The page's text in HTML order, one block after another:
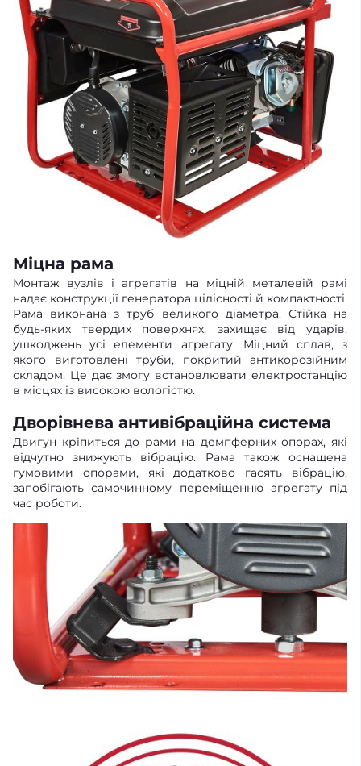
Міцна рама
Монтаж вузлів і агрегатів на міцній металевій рамі
надає конструкції генератора цілісності й компактності.
Рама виконана з труб великого діаметра. Стійка на
будь-яких твердих поверхнях, захищає від ударів,
ушкоджень усі елементи агрегату. Міцний сплав, з
якого виготовлені труби, покритий антикорозійним
складом. Це дає змогу встановлювати електростанцію
в місцях із високою вологістю.
Дворівнева антивібраційна система
Двигун кріпиться до рами на демпферних опорах, які
відчутно знижують вібрацію. Рама також оснащена
гумовими опорами, які додатково гасять вібрацію,
запобігають самочинному переміщенню агрегату під
час роботи.